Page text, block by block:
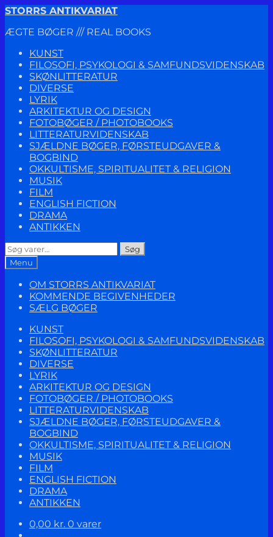
Spring
navigation
Spring
indhold
STORRS ANTIKVARIAT
ÆGTE BØGER /// REAL BOOKS
KUNST
FILOSOFI, PSYKOLOGI & SAMFUNDSVIDENSKAB
SKØNLITTERATUR
DIVERSE
LYRIK
ARKITEKTUR OG DESIGN
FOTOBØGER / PHOTOBOOKS
LITTERATURVIDENSKAB
SJÆLDNE BØGER, FØRSTEUDGAVER &
BOGBIND
OKKULTISME, SPIRITUALITET & RELIGION
MUSIK
FILM
ENGLISH FICTION
DRAMA
ANTIKKEN
Søg
efter:
Søg
Menu
OM STORRS ANTIKVARIAT
KOMMENDE BEGIVENHEDER
SÆLG BØGER
KUNST
FILOSOFI, PSYKOLOGI & SAMFUNDSVIDENSKAB
SKØNLITTERATUR
DIVERSE
LYRIK
ARKITEKTUR OG DESIGN
FOTOBØGER / PHOTOBOOKS
LITTERATURVIDENSKAB
SJÆLDNE BØGER, FØRSTEUDGAVER &
BOGBIND
OKKULTISME, SPIRITUALITET & RELIGION
MUSIK
FILM
ENGLISH FICTION
DRAMA
ANTIKKEN
0,00 kr. 0 varer